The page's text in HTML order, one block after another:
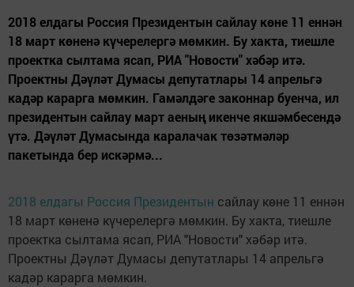
2018 елдагы Россия Президентын сайлау көне 11 еннән
18 март көненә күчерелергә мөмкин. Бу хакта, тиешле
проектка сылтама ясап, РИА "Новости" хәбәр итә.
Проектны Дәүләт Думасы депутатлары 14 апрельгә
кадәр карарга мөмкин. Гамәлдәге законнар буенча, ил
президентын сайлау март аеның икенче якшәмбесендә
үтә. Дәүләт Думасында каралачак төзәтмәләр
пакетында бер искәрмә...
2018 елдагы Россия Президентын сайлау көне 11 еннән
18 март көненә күчерелергә мөмкин. Бу хакта, тиешле
проектка сылтама ясап, РИА "Новости" хәбәр итә.
Проектны Дәүләт Думасы депутатлары 14 апрельгә
кадәр карарга мөмкин.